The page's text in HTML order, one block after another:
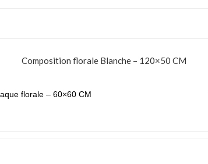
Composition florale Blanche – 120×50 CM
florale – 60×60 CM